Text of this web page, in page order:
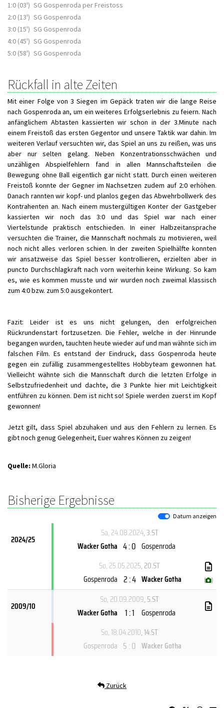
1:0 (03') SG Gospenroda per Freistoss
2:0 (13') SG Gospenroda
3:0 (15') SG Gospenroda
4:0 (45') SG Gospenroda
5:0 (58') SG Gospenroda
Rückfall in alte Zeiten
Mit einer Folge von 3 Siegen im Gepäck traten wir die lange Reise
nach Gospenroda an, um ein weiteres Erfolgserlebnis zu feiern. Nach
anfänglichem Abtasten kassierten wir schon in der 3.Minute nach
einem Freistoß das ersten Gegentor und unsere Taktik war dahin. Im
weiteren Verlauf versuchten wir, das Spiel an uns zu reißen, was uns
aber nur selten gelang. Neben Konzentrationsschwächen und
unzähligen Abspielfehlern fand in allen Mannschaftsteilen die
Bewegung ohne Ball eigentlich gar nicht statt. Durch einen weiteren
Freistoß konnte der Gegner im Nachsetzen zudem auf 2:0 erhöhen.
Danach rannten wir kopf- und planlos gegen das Abwehrbollwerk des
Kontrahenten an. Nach einem mustergültigen Konter der Gastgeber
kassierten wir noch das 3:0 und das Spiel war nach einer
Viertelstunde praktisch entschieden. In einer Halbzeitansprache
versuchten die Trainer, die Mannschaft nochmals zu motivieren, weil
noch nicht alles verloren schien. In der zweiten Spielhälfte konnten
wir ansatzweise das Spiel besser kontrollieren, erzielten aber in
puncto Durchschlagkraft nach vorn weiterhin keine Wirkung. So kam
es, wie es kommen musste und wir wurden noch zweimal klassisch
zum 4:0 bzw. zum 5:0 ausgekontert.
Fazit: Leider ist es uns nicht gelungen, den erfolgreichen
Rückrundenstart fortzusetzen. Die Fehler, welche in der Hinrunde
begangen wurden, tauchten heute wieder auf und man wähnte sich im
falschen Film. Es entstand der Eindruck, dass Gospenroda heute
gegen ein zufällig zusammengestelltes Hobbyteam gewonnen hat.
Vielleicht wähnte sich die Mannschaft durch die letzten Erfolge in
Selbstzufriedenheit und dachte, die 3 Punkte hier mit Leichtigkeit
entführen zu können. Dem ist nicht so! Spiele werden zuerst im Kopf
gewonnen!
Jetzt gilt, dass Spiel abzuhaken und aus den Fehlern zu lernen. Es
gibt noch genug Gelegenheit, Euer wahres Können zu zeigen!
Quelle: M.Gloria
Bisherige Ergebnisse
Datum anzeigen
2024/25
Sa, 24.08.2024, 3.ST
Wacker Gotha 4 : 0 Gospenroda
So, 25.05.2025, 20.ST
Gospenroda 2 : 4 Wacker Gotha ( )
2009/10
So, 20.09.2009, 5.ST
Wacker Gotha
1 : 1
Gospenroda
So, 18.04.2010, 14.ST
Gospenroda 5 : 0 Wacker Gotha
Zurück